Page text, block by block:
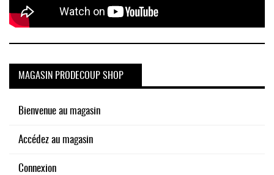
MAGASIN PRODECOUP SHOP
Bienvenue au magasin
Accédez au magasin
Connexion